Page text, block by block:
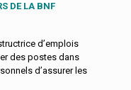
DE LA BNF
d’emplois
des postes dans
d’assurer les